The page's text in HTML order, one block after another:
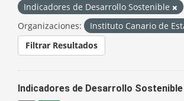
Indicadores de Desarrollo Sostenible
Organizaciones:
Instituto Canario de
Filtrar Resultados
Indicadores de Desarrollo